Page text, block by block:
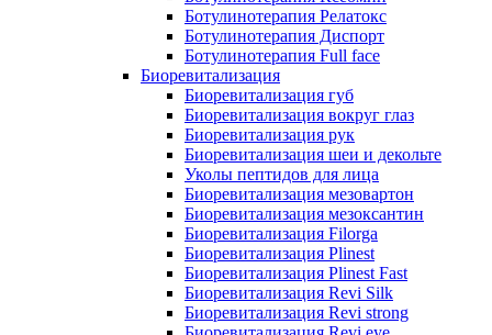
Ботулинотерапия Релатокс
Ботулинотерапия Диспорт
Ботулинотерапия Full face
Биоревитализация
Биоревитализация губ
Биоревитализация вокруг глаз
Биоревитализация рук
Биоревитализация шеи и декольте
Уколы пептидов для лица
Биоревитализация мезовартон
Биоревитализация мезоксантин
Биоревитализация Filorga
Биоревитализация Plinest
Биоревитализация Plinest Fast
Биоревитализация Revi Silk
Биоревитализация Revi strong